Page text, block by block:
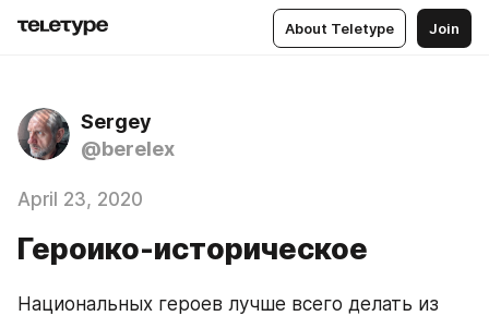
About Teletype Join
Sergey
@berelex
April 23, 2020
Героико-историческое
Национальных героев лучше всего делать из